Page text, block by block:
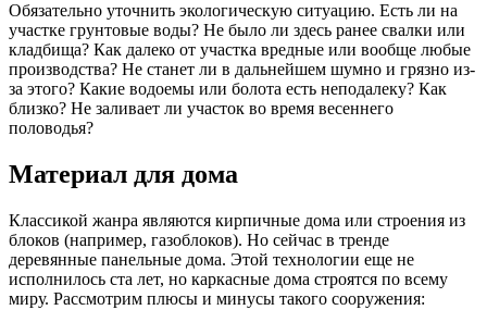
Обязательно уточнить экологическую ситуацию. Есть ли на
участке грунтовые воды? Не было ли здесь ранее свалки или
кладбища? Как далеко от участка вредные или вообще любые
производства? Не станет ли в дальнейшем шумно и грязно из-
за этого? Какие водоемы или болота есть неподалеку? Как
близко? Не заливает ли участок во время весеннего
половодья?
Материал для дома
Классикой жанра являются кирпичные дома или строения из
блоков (например, газоблоков). Но сейчас в тренде
деревянные панельные дома. Этой технологии еще не
исполнилось ста лет, но каркасные дома строятся по всему
миру. Рассмотрим плюсы и минусы такого сооружения: